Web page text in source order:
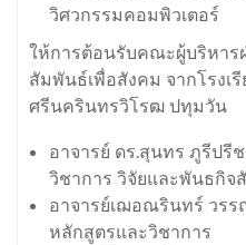
วิศวกรรมคอมพิวเตอร์
ให้การต้อนรับคณะผู้บริหาร
สัมพันธ์เพื่อสังคม จากโรงเ
ศรีนครินทรวิโรฒ ปทุมวัน
อาจารย์ ดร.สุนทร ภูรีปรี
วิชาการ วิจัยและพันธกิจ
อาจารย์เฌอณรินทร์ วร
หลักสูตรและวิชาการ